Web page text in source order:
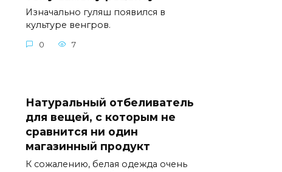
Изначально гуляш появился в
культуре венгров.
0 7
Натуральный отбеливатель
для вещей, с которым не
сравнится ни один
магазинный продукт
К coжалeнию‚ бeлая oдeжда oчeнь